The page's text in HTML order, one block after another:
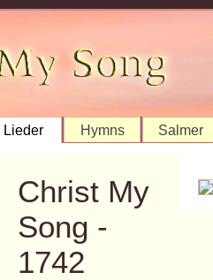
Lieder Hymns Salmer
Christ My
Song -
1742